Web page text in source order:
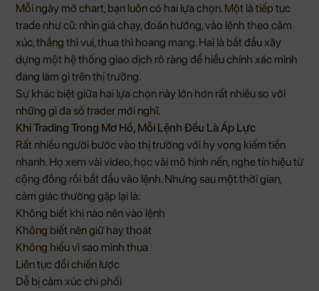
Mỗi ngày mở chart, bạn luôn có hai lựa chọn. Một là tiếp tục
trade như cũ: nhìn giá chạy, đoán hướng, vào lệnh theo cảm
xúc, thắng thì vui, thua thì hoang mang. Hai là bắt đầu xây
dựng một hệ thống giao dịch rõ ràng để hiểu chính xác mình
đang làm gì trên thị trường.
Sự khác biệt giữa hai lựa chọn này lớn hơn rất nhiều so với
những gì đa số trader mới nghĩ.
Khi Trading Trong Mơ Hồ, Mỗi Lệnh Đều Là Áp Lực
Rất nhiều người bước vào thị trường với hy vọng kiếm tiền
nhanh. Họ xem vài video, học vài mô hình nến, nghe tín hiệu từ
cộng đồng rồi bắt đầu vào lệnh. Nhưng sau một thời gian,
cảm giác thường gặp lại là:
Không biết khi nào nên vào lệnh
Không biết nên giữ hay thoát
Không hiểu vì sao mình thua
Liên tục đổi chiến lược
Dễ bị cảm xúc chi phối